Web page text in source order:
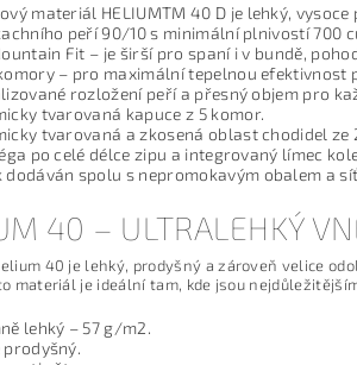
materiál HELIUMTM 40 D je lehký,
peří 90/10 s minimální plnivostí 700
Fit – je širší pro spaní i v bundě,
– pro maximální tepelnou efektivnost
rozložení peří a přesný objem pro
tvarovaná kapuce z 5 komor.
tvarovaná a zkosená oblast chodidel ze
po celé délce zipu a integrovaný límec
dodáván spolu s nepromokavým obalem a
40 – ULTRALEHKÝ
40 je lehký, prodyšný a zároveň velice
materiál je ideální tam, kde jsou
lehký – 57 g/m2.
prodyšný.